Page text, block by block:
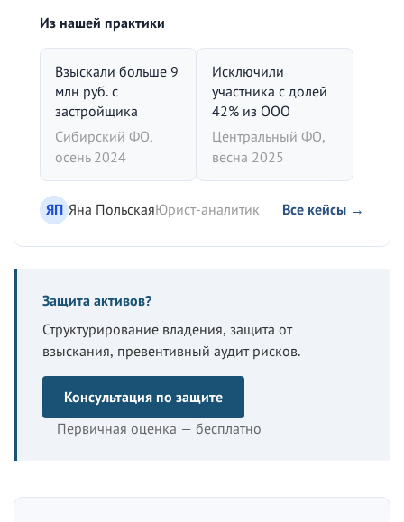
Из нашей практики
Взыскали больше 9
млн руб. с
застройщика
Сибирский ФО,
осень 2024
Исключили
участника с долей
42% из ООО
Центральный ФО,
весна 2025
ЯП Яна ПольскаяЮрист-аналитик Все кейсы →
Защита активов?
Структурирование владения, защита от
взыскания, превентивный аудит рисков.
Консультация по защите
Первичная оценка — бесплатно